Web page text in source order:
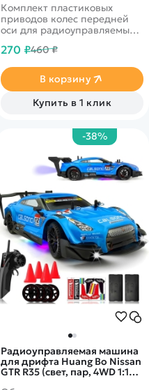
Комплект пластиковых
приводов колес передней
оси для радиоуправляемых
EX3 масштаба 1/10
270 ₽460 ₽
В корзину
Купить в 1 клик
-38%
Радиоуправляемая машина
для дрифта Huang Bo Nissan
GTR R35 (свет, пар, 4WD 1:14)